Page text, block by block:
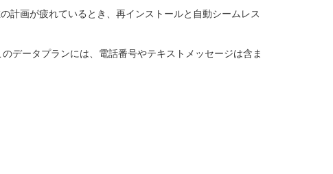
計画が疲れているとき、再インストールと自動シームレス
データプランには、電話番号やテキストメッセージは含ま